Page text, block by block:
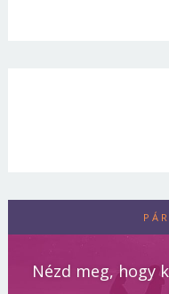
Nézd meg, hogy